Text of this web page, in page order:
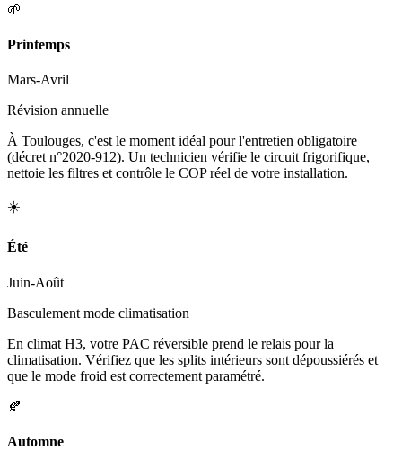
🌱
Printemps
Mars-Avril
Révision annuelle
À Toulouges, c'est le moment idéal pour l'entretien obligatoire
(décret n°2020-912). Un technicien vérifie le circuit frigorifique,
nettoie les filtres et contrôle le COP réel de votre installation.
☀️
Été
Juin-Août
Basculement mode climatisation
En climat H3, votre PAC réversible prend le relais pour la
climatisation. Vérifiez que les splits intérieurs sont dépoussiérés et
que le mode froid est correctement paramétré.
🍂
Automne